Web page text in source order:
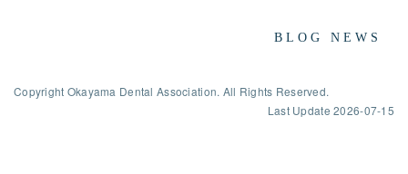
BLOG NEWS
Copyright Okayama Dental Association. All Rights Reserved.
Last Update2026-07-15